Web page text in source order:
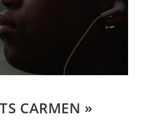
CARMEN »